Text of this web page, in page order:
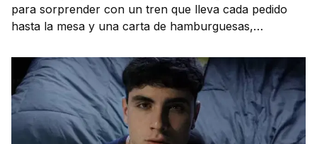
para sorprender con un tren que lleva cada pedido
hasta la mesa y una carta de hamburguesas,